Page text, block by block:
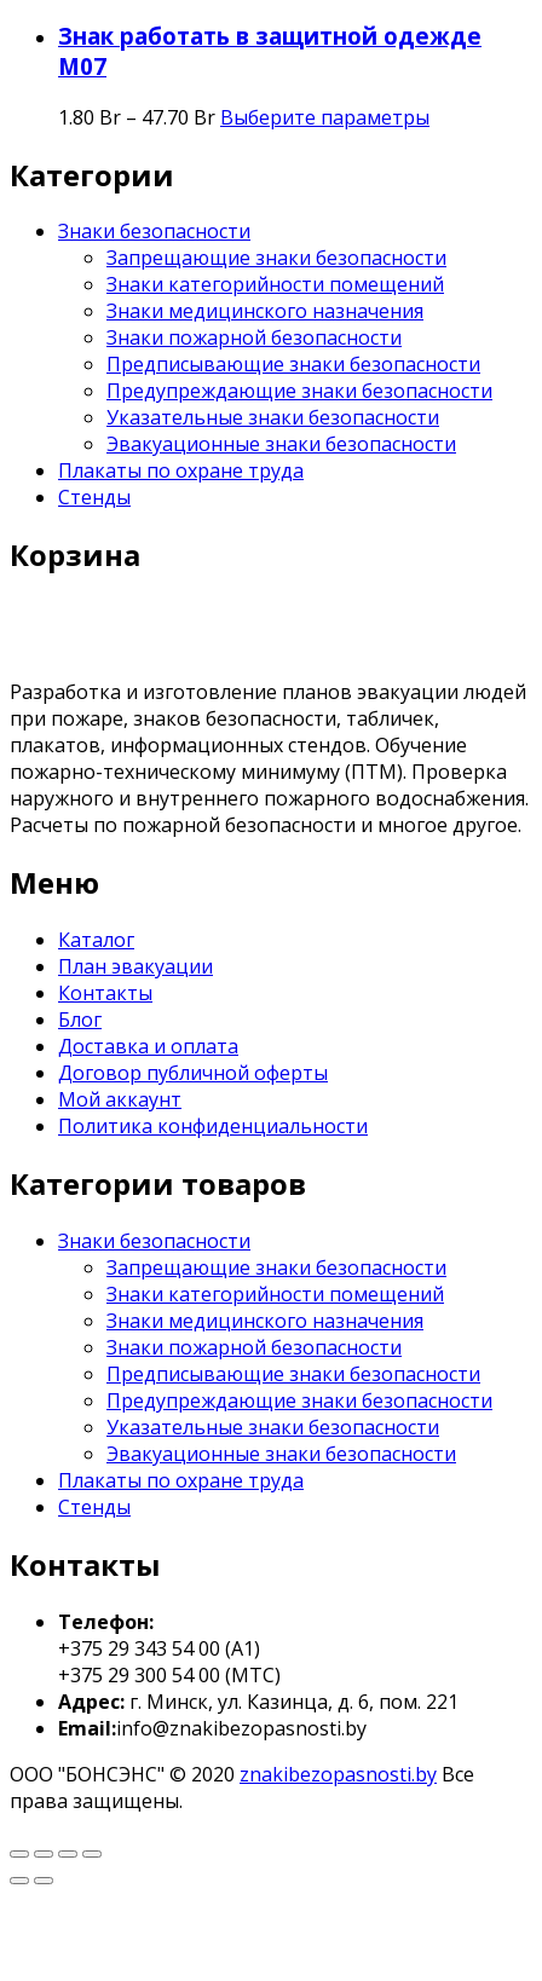
Знак работать в защитной одежде
М07
1.80 Br – 47.70 Br Выберите параметры
Категории
Знаки безопасности
Запрещающие знаки безопасности
Знаки категорийности помещений
Знаки медицинского назначения
Знаки пожарной безопасности
Предписывающие знаки безопасности
Предупреждающие знаки безопасности
Указательные знаки безопасности
Эвакуационные знаки безопасности
Плакаты по охране труда
Стенды
Корзина
Разработка и изготовление планов эвакуации людей
при пожаре, знаков безопасности, табличек,
плакатов, информационных стендов. Обучение
пожарно-техническому минимуму (ПТМ). Проверка
наружного и внутреннего пожарного водоснабжения.
Расчеты по пожарной безопасности и многое другое.
Меню
Каталог
План эвакуации
Контакты
Блог
Доставка и оплата
Договор публичной оферты
Мой аккаунт
Политика конфиденциальности
Категории товаров
Знаки безопасности
Запрещающие знаки безопасности
Знаки категорийности помещений
Знаки медицинского назначения
Знаки пожарной безопасности
Предписывающие знаки безопасности
Предупреждающие знаки безопасности
Указательные знаки безопасности
Эвакуационные знаки безопасности
Плакаты по охране труда
Стенды
Контакты
Телефон:
+375 29 343 54 00 (A1)
+375 29 300 54 00 (MTC)
Адрес: г. Минск, ул. Казинца, д. 6, пом. 221
Email:info@znakibezopasnosti.by
ООО "БОНСЭНС" © 2020 znakibezopasnosti.by Все
права защищены.